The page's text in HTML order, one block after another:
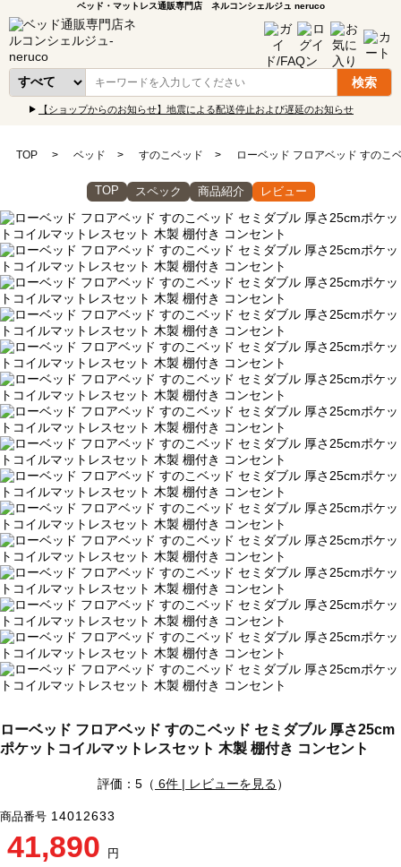
ベッド・マットレス通販専門店 ネルコンシェルジュ neruco
【ショップからのお知らせ】地震による配送停止および遅延のお知らせ
TOP ベッド すのこベッド ローベッド フロアベッド すのこ
TOP スペック 商品紹介 レビュー
ローベッド フロアベッド すのこベッド セミダブル 厚さ25cm
ポケットコイルマットレスセット 木製 棚付き コンセント
評価：5（ 6件 | レビューを見る）
商品番号 14012633
41,890
円